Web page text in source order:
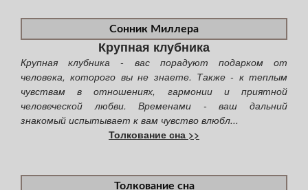
Сонник Миллера
Крупная клубника
Крупная клубника - вас порадуют подарком от
человека, которого вы не знаете. Также - к теплым
чувствам в отношениях, гармонии и приятной
человеческой любви. Временами - ваш дальний
знакомый испытывает к вам чувство влюбл...
Толкование сна >>
Толкование сна